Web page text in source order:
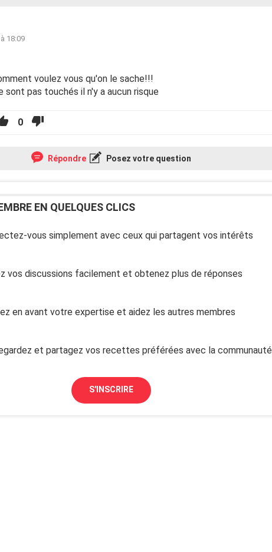
18:09
voulez vous qu'on le sache!!!
sont pas touchés il n'y a aucun risque
0
Répondre Posez votre question
EN QUELQUES CLICS
vous simplement avec ceux qui partagent vos intérêts
vos discussions facilement et obtenez plus de réponses
en avant votre expertise et aidez les autres membres
et partagez vos recettes préférées avec la communauté
S'INSCRIRE